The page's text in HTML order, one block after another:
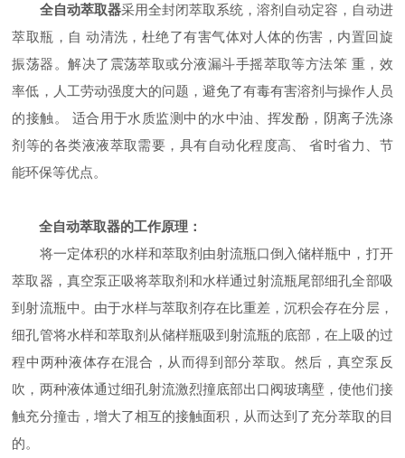
全自动萃取器采用全封闭萃取系统，溶剂自动定容，自动进
萃取瓶，自 动清洗，杜绝了有害气体对人体的伤害，内置回旋
振荡器。解决了震荡萃取或分液漏斗手摇萃取等方法笨 重，效
率低，人工劳动强度大的问题，避免了有毒有害溶剂与操作人员
的接触。 适合用于水质监测中的水中油、挥发酚，阴离子洗涤
剂等的各类液液萃取需要，具有自动化程度高、 省时省力、节
能环保等优点。
全自动萃取器的工作原理：
将一定体积的水样和萃取剂由射流瓶口倒入储样瓶中，打开
萃取器，真空泵正吸将萃取剂和水样通过射流瓶尾部细孔全部吸
到射流瓶中。由于水样与萃取剂存在比重差，沉积会存在分层，
细孔管将水样和萃取剂从储样瓶吸到射流瓶的底部，在上吸的过
程中两种液体存在混合，从而得到部分萃取。然后，真空泵反
吹，两种液体通过细孔射流激烈撞底部出口阀玻璃壁，使他们接
触充分撞击，增大了相互的接触面积，从而达到了充分萃取的目
的。